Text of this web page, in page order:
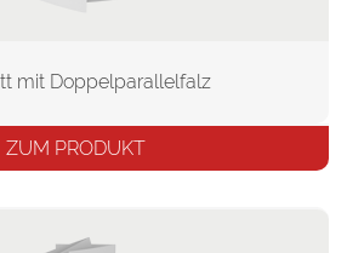
mit Doppelparallelfalz
ZUM PRODUKT